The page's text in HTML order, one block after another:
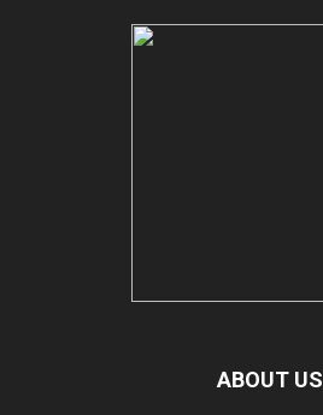
ABOUT US